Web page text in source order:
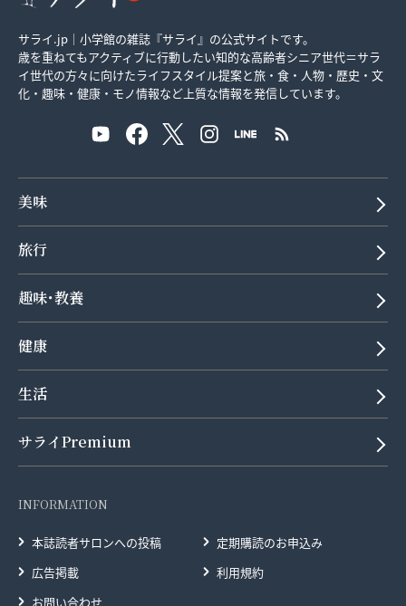
サライ.jp｜小学館の雑誌『サライ』の公式サイトです。
歳を重ねてもアクティブに行動したい知的な高齢者シニア世代＝サラ
イ世代の方々に向けたライフスタイル提案と旅・食・人物・歴史・文
化・趣味・健康・モノ情報など上質な情報を発信しています。
美味
旅行
趣味･教養
健康
生活
サライPremium
INFORMATION
本誌読者サロンへの投稿
定期購読のお申込み
広告掲載
利用規約
お問い合わせ